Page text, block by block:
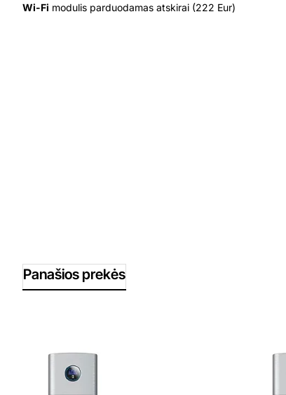
Wi-Fi modulis parduodamas atskirai (222 Eur)
Panašios prekės